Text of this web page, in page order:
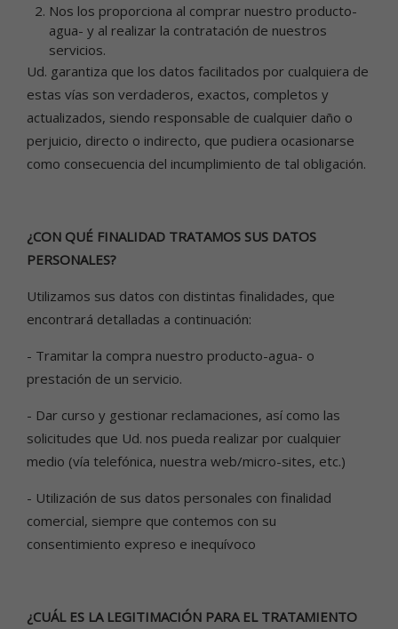
Nos los proporciona al comprar nuestro producto-
agua- y al realizar la contratación de nuestros
servicios.
Ud. garantiza que los datos facilitados por cualquiera de
estas vías son verdaderos, exactos, completos y
actualizados, siendo responsable de cualquier daño o
perjuicio, directo o indirecto, que pudiera ocasionarse
como consecuencia del incumplimiento de tal obligación.
¿CON QUÉ FINALIDAD TRATAMOS SUS DATOS
PERSONALES?
Utilizamos sus datos con distintas finalidades, que
encontrará detalladas a continuación:
- Tramitar la compra nuestro producto-agua- o
prestación de un servicio.
- Dar curso y gestionar reclamaciones, así como las
solicitudes que Ud. nos pueda realizar por cualquier
medio (vía telefónica, nuestra web/micro-sites, etc.)
- Utilización de sus datos personales con finalidad
comercial, siempre que contemos con su
consentimiento expreso e inequívoco
¿CUÁL ES LA LEGITIMACIÓN PARA EL TRATAMIENTO